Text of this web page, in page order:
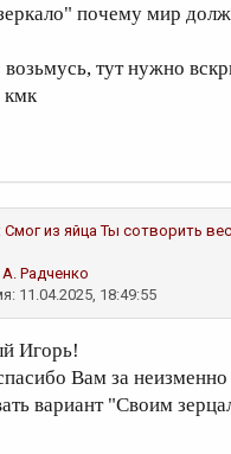
почему мир
возьмусь, тут нужно
кмк
Смог из яйца Ты сотворить
Радченко
11.04.2025, 18:49:55
Игорь!
Вам за
вариант "Своим